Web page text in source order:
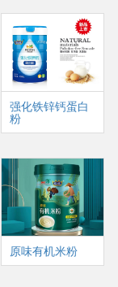
强化铁锌钙蛋白
粉
原味有机米粉